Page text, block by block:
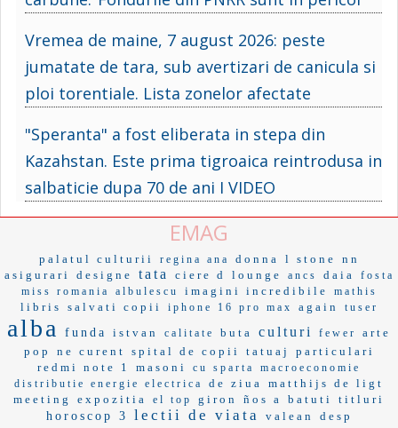
Vremea de maine, 7 august 2026: peste
jumatate de tara, sub avertizari de canicula si
ploi torentiale. Lista zonelor afectate
"Speranta" a fost eliberata in stepa din
Kazahstan. Este prima tigroaica reintrodusa in
salbaticie dupa 70 de ani I VIDEO
EMAG
palatul culturii regina ana donna l stone
nn
asigurari
designe tata ciere d lounge ancs daia
fosta
miss romania
albulescu imagini incredibile mathis
libris salvati copii iphone 16 pro max again tuser
alba funda istvan calitate buta culturi fewer
arte
pop
ne curent spital de copii tatuaj
particulari
redmi note 1
masoni cu sparta
macroeconomie
distributie energie electrica
de ziua
matthijs de ligt
meeting
expozitia el top giron ños a batuti
titluri
horoscop 3
lectii de viata valean desp